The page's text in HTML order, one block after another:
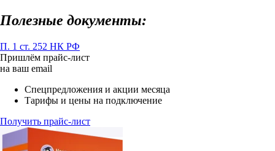
Полезные документы:
П. 1 ст. 252 НК РФ
Пришлём прайс-лист
на ваш email
Спецпредложения и акции месяца
Тарифы и цены на подключение
Получить прайс-лист